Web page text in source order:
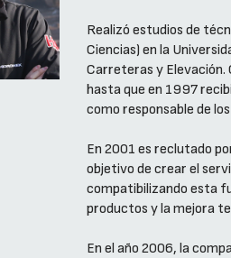
Realizó estudios de
Ciencias) en la
Carreteras y Elevación.
hasta que en 1997
como responsable de
En 2001 es reclutado
objetivo de crear el
compatibilizando esta
productos y la mejora
En el año 2006, la